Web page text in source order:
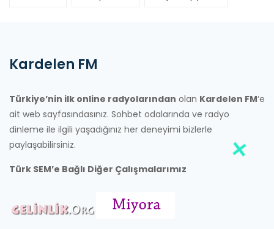
Kardelen FM
Türkiye’nin ilk online radyolarından olan Kardelen FM‘e
ait web sayfasındasınız. Sohbet odalarında ve radyo
dinleme ile ilgili yaşadığınız her deneyimi bizlerle
paylaşabilirsiniz.
Türk SEM’e Bağlı Diğer Çalışmalarımız